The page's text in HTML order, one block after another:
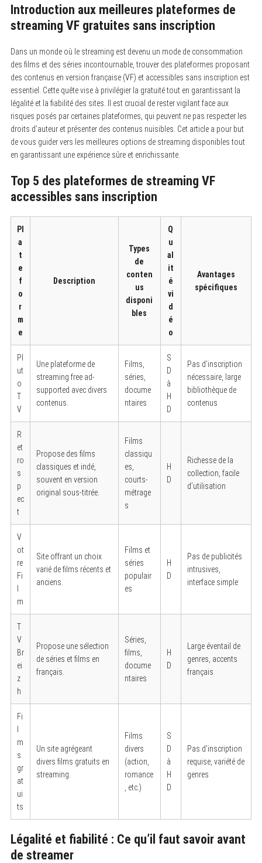
Introduction aux meilleures plateformes de
streaming VF gratuites sans inscription
Dans un monde où le streaming est devenu un mode de consommation
des films et des séries incontournable, trouver des plateformes proposant
des contenus en version française (VF) et accessibles sans inscription est
essentiel. Cette quête vise à privilégier la gratuité tout en garantissant la
légalité et la fiabilité des sites. Il est crucial de rester vigilant face aux
risques posés par certaines plateformes, qui peuvent ne pas respecter les
droits d’auteur et présenter des contenus nuisibles. Cet article a pour but
de vous guider vers les meilleures options de streaming disponibles tout
en garantissant une expérience sûre et enrichissante.
Top 5 des plateformes de streaming VF
accessibles sans inscription
Pl
a
t
e
f
o
r
m
e
Description
Types
de
conten
us
disponi
bles
Q
u
al
it
é
vi
d
é
o
Avantages
spécifiques
Pl
ut
o
T
V
Une plateforme de
streaming free ad-
supported avec divers
contenus.
Films,
séries,
docume
ntaires
S
D
à
H
D
Pas d’inscription
nécessaire, large
bibliothèque de
contenus
R
et
ro
s
p
ec
t
Propose des films
classiques et indé,
souvent en version
original sous-titrée.
Films
classiqu
es,
courts-
métrage
s
H
D
Richesse de la
collection, facile
d’utilisation
V
ot
re
Fi
m
Site offrant un choix
varié de films récents et
anciens.
Films et
séries
populair
es
H
D
Pas de publicités
intrusives,
interface simple
T
V
Br
ei
z
h
Propose une sélection
de séries et films en
français.
Séries,
films,
docume
ntaires
H
D
Large éventail de
genres, accents
français
Fi
m
s
gr
at
ui
ts
Un site agrégeant
divers films gratuits en
streaming.
Films
divers
(action,
romance
, etc.)
S
D
à
H
D
Pas d’inscription
requise, variété de
genres
Légalité et fiabilité : Ce qu’il faut savoir avant
de streamer